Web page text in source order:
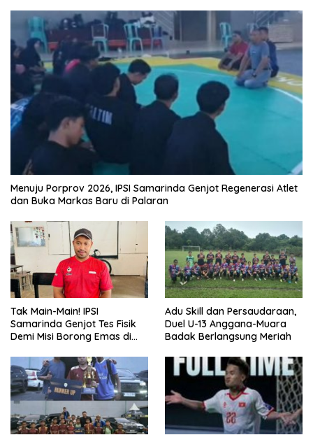
Menuju Porprov 2026, IPSI Samarinda Genjot Regenerasi Atlet
dan Buka Markas Baru di Palaran
Tak Main-Main! IPSI
Samarinda Genjot Tes Fisik
Demi Misi Borong Emas di
Adu Skill dan Persaudaraan,
Duel U-13 Anggana-Muara
Badak Berlangsung Meriah